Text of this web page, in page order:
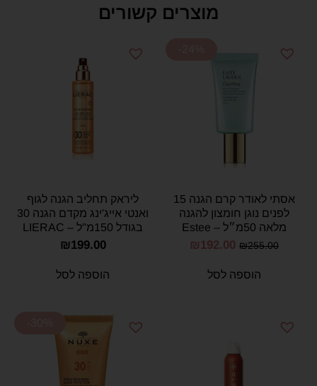
מוצרים קשורים
אסתי לאודר קרם הגנה 15
לפנים נוגן חומצון להגנה
מלאה 50מ״ל – Estee
Lauder Daywear Multi-
Sheer Tint 50ml
₪255.00
₪ 192.00
הוספה לסל
ליראק תחליב הגנה לגוף
ואנטי אייג'ינג מקדם הגנה 30
בגודל 150מ"ל – LIERAC
SUNSSIME LAIT
150mL
₪199.00
הוספה לסל